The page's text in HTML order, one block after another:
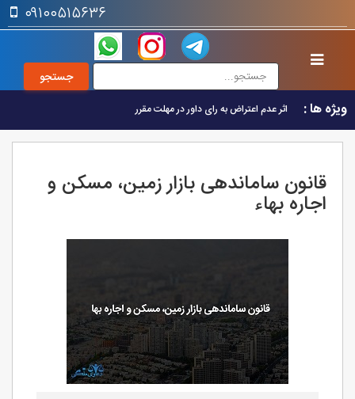
۰۹۱۰۰۵۱۵۶۳۶
ویژه ها : اثر عدم اعتراض به رای داور در مهلت مقرر
قانون ساماندهی بازار زمین، مسکن و
اجاره بهاء